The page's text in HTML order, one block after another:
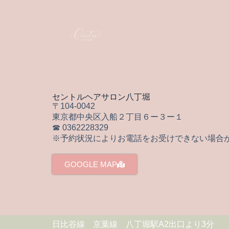
セントルヘアサロン八丁堀
〒104-0042
東京都中央区入船２丁目６ー３ー１
☎ 0362228329
※予約状況によりお電話をお受けできない場合
GOOGLE MAP
日比谷線 京葉線 八丁堀駅A2出口より3分